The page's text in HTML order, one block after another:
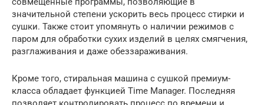
значительной степени ускорить весь процесс стирки и
сушки. Также стоит упомянуть о наличии режимов с
паром для обработки сухих изделий в целях смягчения,
разглаживания и даже обеззараживания.
Кроме того, стиральная машина с сушкой премиум-
класса обладает функцией Time Manager. Последняя